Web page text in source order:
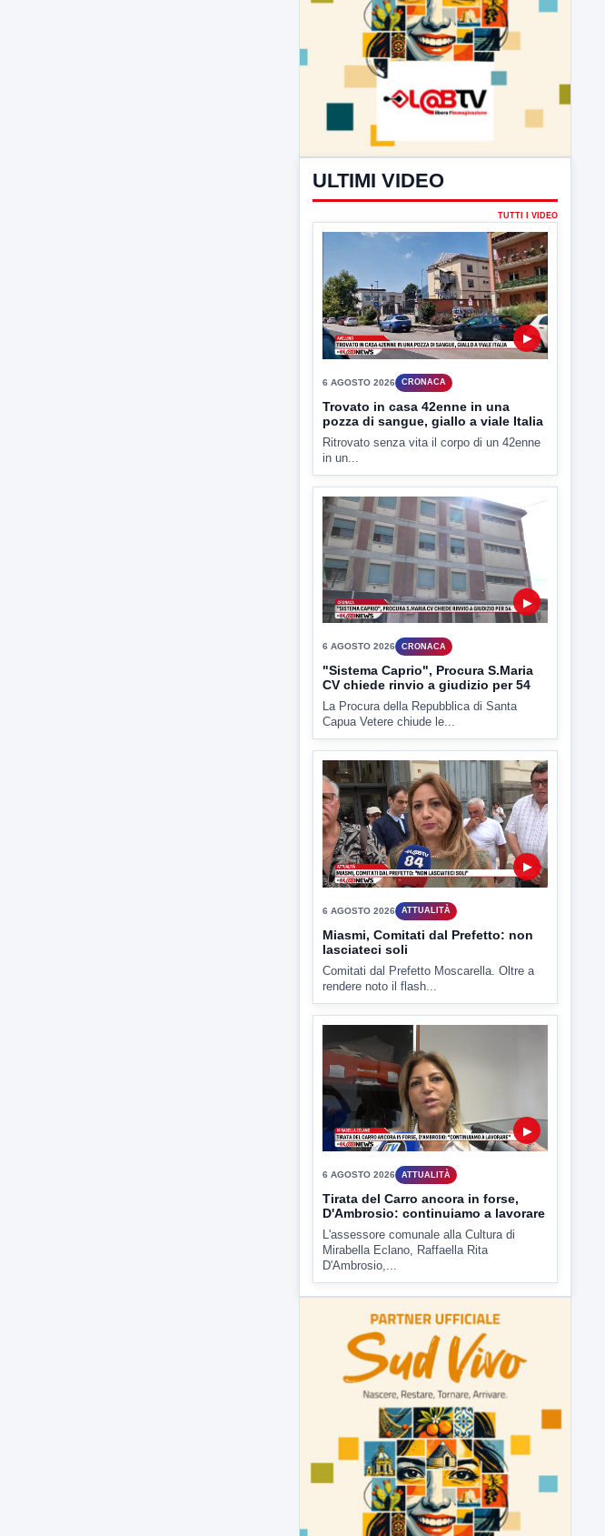
TUTTI I VIDEO
6 AGOSTO 2026 CRONACA
Trovato in casa 42enne in una
pozza di sangue, giallo a viale Italia
Ritrovato senza vita il corpo di un 42enne
6 AGOSTO 2026 CRONACA
La Procura della Repubblica di Santa
Capua Vetere chiude le...
▶
6 AGOSTO 2026 ATTUALITÀ
Miasmi, Comitati dal Prefetto: non
Comitati dal Prefetto Moscarella. Oltre a
rendere noto il flash...
6 AGOSTO 2026 ATTUALITÀ
L'assessore comunale alla Cultura di
Mirabella Eclano, Raffaella Rita
D'Ambrosio,...